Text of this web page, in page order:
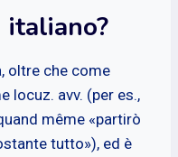
italiano?
oltre che come
locuz. avv. (per es.,
même «partirò
tutto»), ed è